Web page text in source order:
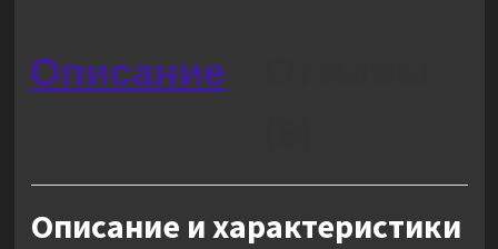
Описание
Описание и характеристики